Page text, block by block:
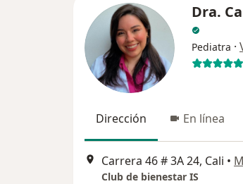
Dra.
Pediatra ·
Dirección En línea
Carrera 46 # 3A 24, Cali •
Club de bienestar IS